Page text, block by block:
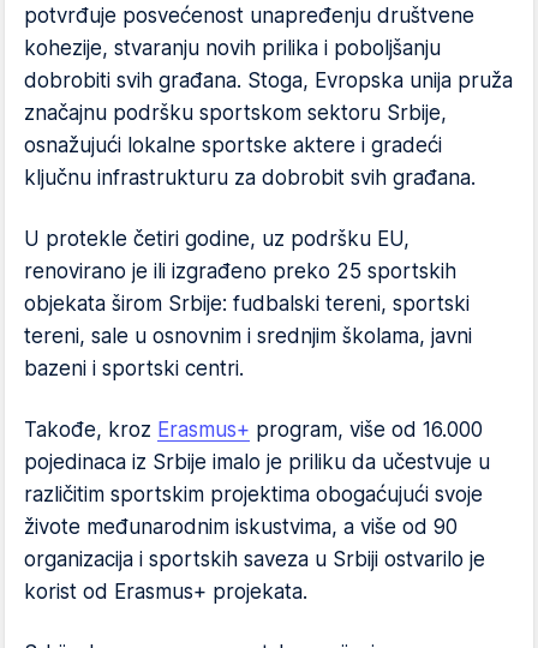
potvrđuje posvećenost unapređenju društvene
kohezije, stvaranju novih prilika i poboljšanju
dobrobiti svih građana. Stoga, Evropska unija pruža
značajnu podršku sportskom sektoru Srbije,
osnažujući lokalne sportske aktere i gradeći
ključnu infrastrukturu za dobrobit svih građana.
U protekle četiri godine, uz podršku EU,
renovirano je ili izgrađeno preko 25 sportskih
objekata širom Srbije: fudbalski tereni, sportski
tereni, sale u osnovnim i srednjim školama, javni
bazeni i sportski centri.
Takođe, kroz Erasmus+ program, više od 16.000
pojedinaca iz Srbije imalo je priliku da učestvuje u
različitim sportskim projektima obogaćujući svoje
živote međunarodnim iskustvima, a više od 90
organizacija i sportskih saveza u Srbiji ostvarilo je
korist od Erasmus+ projekata.